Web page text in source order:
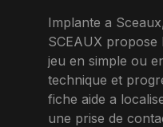
Implante a
SCEAUX propose
jeu en simple ou
technique et
fiche aide a
une prise de